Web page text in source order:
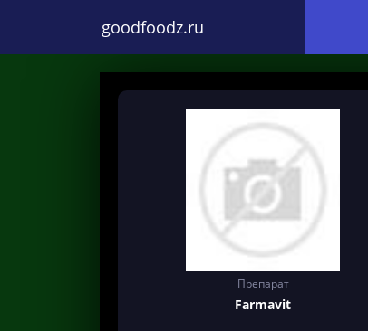
goodfoodz.ru
Препарат
Farmavit